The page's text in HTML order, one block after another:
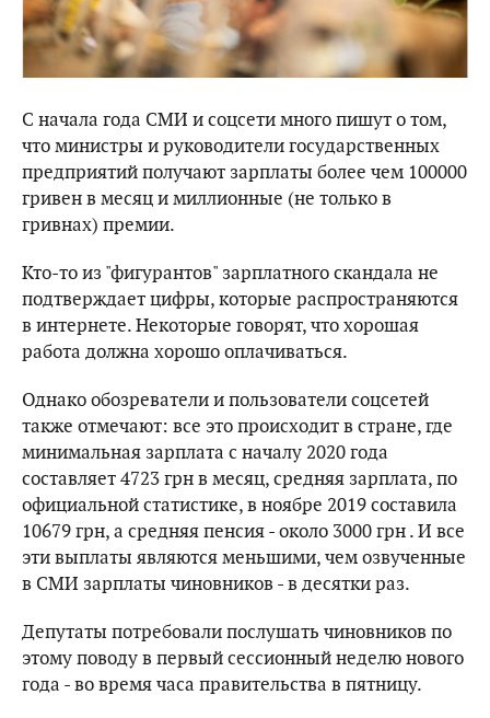
С начала года СМИ и соцсети много пишут о том,
что министры и руководители государственных
предприятий получают зарплаты более чем 100000
гривен в месяц и миллионные (не только в
гривнах) премии.
Кто-то из "фигурантов" зарплатного скандала не
подтверждает цифры, которые распространяются
в интернете. Некоторые говорят, что хорошая
работа должна хорошо оплачиваться.
Однако обозреватели и пользователи соцсетей
также отмечают: все это происходит в стране, где
минимальная зарплата с началу 2020 года
составляет 4723 грн в месяц, средняя зарплата, по
официальной статистике, в ноябре 2019 составила
10679 грн, а средняя пенсия - около 3000 грн . И все
эти выплаты являются меньшими, чем озвученные
в СМИ зарплаты чиновников - в десятки раз.
Депутаты потребовали послушать чиновников по
этому поводу в первый сессионный неделю нового
года - во время часа правительства в пятницу.